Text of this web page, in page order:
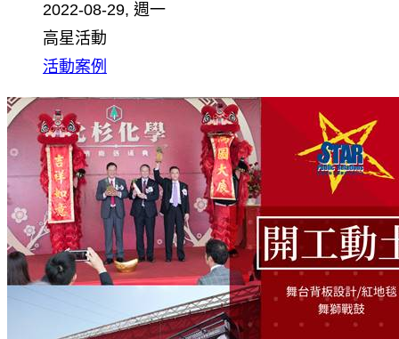
2022-08-29, 週一
高星活動
活動案例